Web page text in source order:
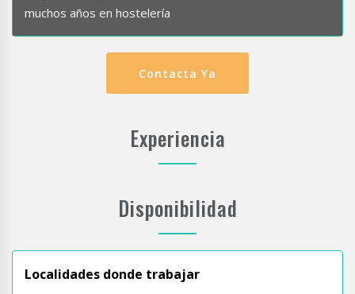
muchos años en hostelería
Contacta Ya
Experiencia
Disponibilidad
Localidades donde trabajar